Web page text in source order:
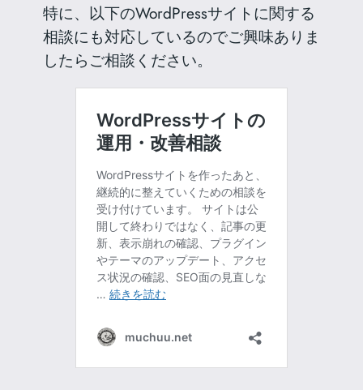
特に、以下のWordPressサイトに関する
相談にも対応しているのでご興味ありま
したらご相談ください。